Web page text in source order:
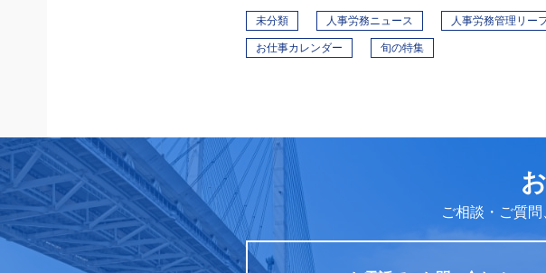
未分類 人事労務ニュース 人事労務管理リー
お仕事カレンダー 旬の特集
ご相談・ご質問